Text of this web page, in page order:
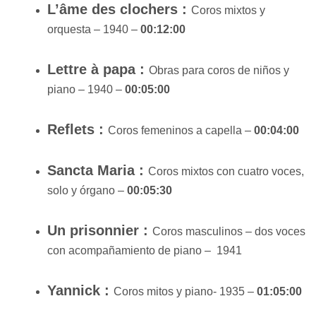
L’âme des clochers :Coros mixtos y
orquesta – 1940 –00:12:00
Lettre à papa :Obras para coros de niños y
piano – 1940 –00:05:00
Reflets :Coros femeninos a capella –00:04:00
Sancta Maria :Coros mixtos con cuatro voces,
solo y órgano –00:05:30
Un prisonnier :Coros masculinos – dos voces
con acompañamiento de piano – 1941
Yannick :Coros mitos y piano- 1935 – 01:05:00